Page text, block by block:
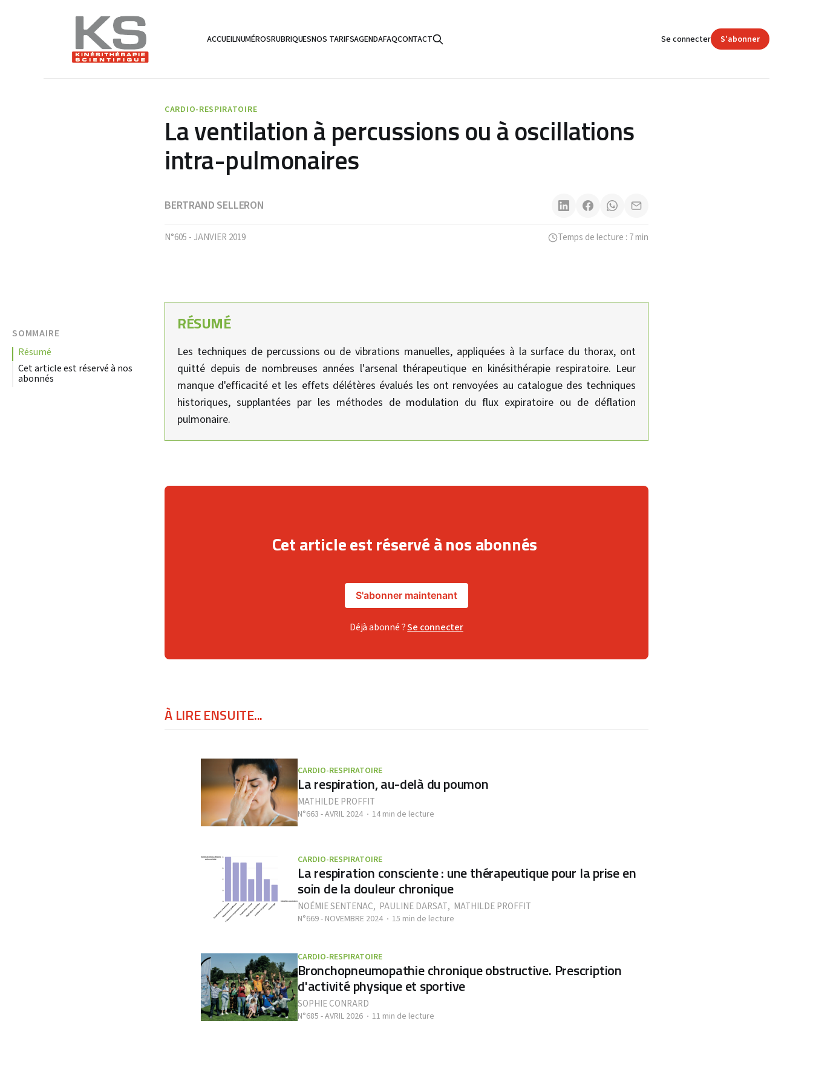
ACCUEILNUMÉROSRUBRIQUESNOS TARIFSAGENDAFAQCONTACT Se connecter S'abonner
CARDIO-RESPIRATOIRE
La ventilation à percussions ou à oscillations
intra-pulmonaires
BERTRAND SELLERON
N°605 - JANVIER 2019 Temps de lecture : 7 min
SOMMAIRE
résumé
Cet article est réservé à nos
abonnés
RÉSUMÉ
Les techniques de percussions ou de vibrations manuelles, appliquées à la surface du thorax, ont
quitté depuis de nombreuses années l'arsenal thérapeutique en kinésithérapie respiratoire. Leur
manque d'efficacité et les effets délétères évalués les ont renvoyées au catalogue des techniques
historiques, supplantées par les méthodes de modulation du flux expiratoire ou de déflation
pulmonaire.
Cet article est réservé à nos abonnés
S'abonner maintenant
Déjà abonné ?Se connecter
À LIRE ENSUITE...
CARDIO-RESPIRATOIRE
La respiration, au-delà du poumon
MATHILDE PROFFIT
N°663 - AVRIL 2024 14 min de lecture
CARDIO-RESPIRATOIRE
La respiration consciente : une thérapeutique pour la prise en
soin de la douleur chronique
NOÉMIE SENTENAC, PAULINE DARSAT, MATHILDE PROFFIT
N°669 - NOVEMBRE 2024 15 min de lecture
CARDIO-RESPIRATOIRE
Bronchopneumopathie chronique obstructive. Prescription
d'activité physique et sportive
SOPHIE CONRARD
N°685 - AVRIL 2026 11 min de lecture